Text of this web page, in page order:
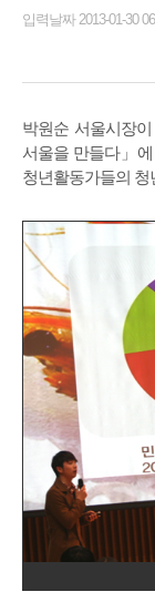
입력날짜 2013-01-30
박원순 서울시장
서울을 만들다」
청년활동가들의 청